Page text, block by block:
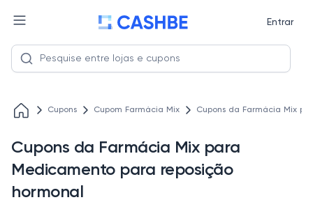
Entrar
Cupons Cupom Farmácia Mix Cupons da Farmácia Mix
Cupons da Farmácia Mix para
Medicamento para reposição
hormonal